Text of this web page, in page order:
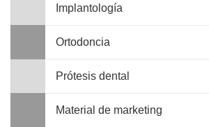
Implantología
Ortodoncia
Prótesis dental
Material de marketing